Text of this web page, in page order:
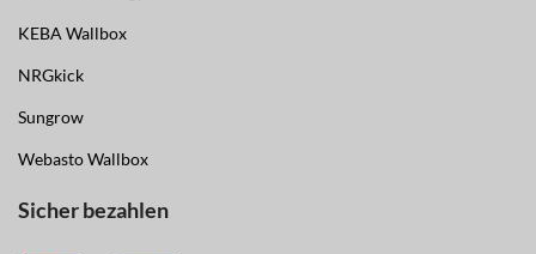
KEBA Wallbox
NRGkick
Sungrow
Webasto Wallbox
Sicher bezahlen